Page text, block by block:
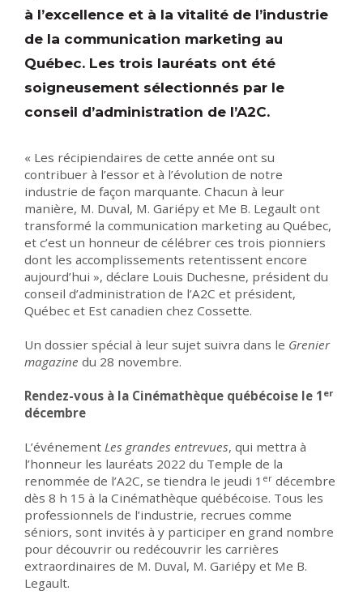
à l’excellence et à la vitalité de l’industrie
de la communication marketing au
Québec. Les trois lauréats ont été
soigneusement sélectionnés par le
conseil d’administration de l’A2C.
« Les récipiendaires de cette année ont su
contribuer à l’essor et à l’évolution de notre
industrie de façon marquante. Chacun à leur
manière, M. Duval, M. Gariépy et Me B. Legault ont
transformé la communication marketing au Québec,
et c’est un honneur de célébrer ces trois pionniers
dont les accomplissements retentissent encore
aujourd’hui », déclare Louis Duchesne, président du
conseil d’administration de l’A2C et président,
Québec et Est canadien chez Cossette.
Un dossier spécial à leur sujet suivra dans le Grenier
magazine du 28 novembre.
Rendez-vous à la Cinémathèque québécoise le 1 er
décembre
L’événement Les grandes entrevues, qui mettra à
l’honneur les lauréats 2022 du Temple de la
renommée de l’A2C, se tiendra le jeudi 1 er décembre
dès 8 h 15 à la Cinémathèque québécoise. Tous les
professionnels de l’industrie, recrues comme
séniors, sont invités à y participer en grand nombre
pour découvrir ou redécouvrir les carrières
extraordinaires de M. Duval, M. Gariépy et Me B.
Legault.